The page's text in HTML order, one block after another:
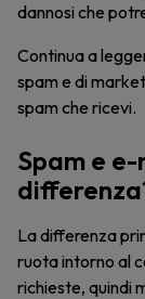
dannosi che
Continua a
spam e di
spam che ricevi.
Spam e
La differenza
ruota intorno al
richieste, quindi